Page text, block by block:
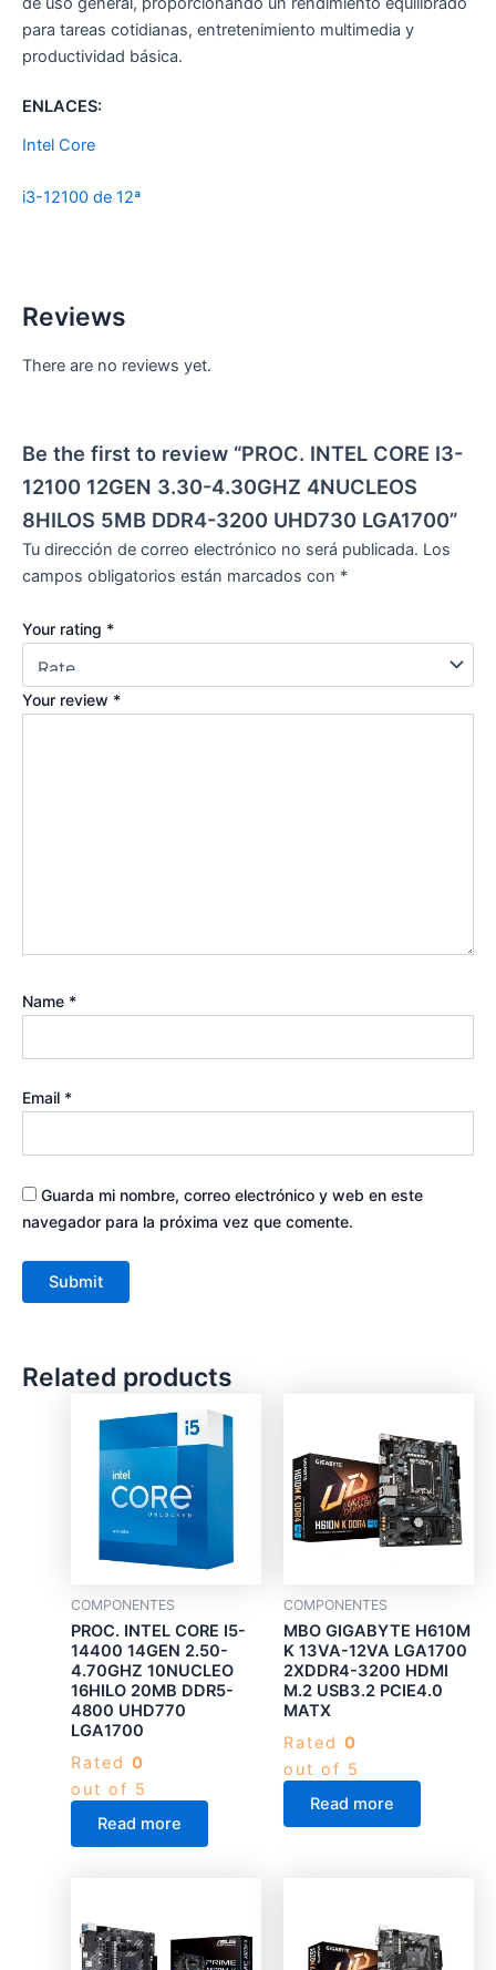
para tareas cotidianas, entretenimiento multimedia y
productividad básica.
ENLACES:
Intel Core
i3-12100 de 12ª
Reviews
There are no reviews yet.
Be the first to review “PROC. INTEL CORE I3-
12100 12GEN 3.30-4.30GHZ 4NUCLEOS
8HILOS 5MB DDR4-3200 UHD730 LGA1700”
Tu dirección de correo electrónico no será publicada. Los
campos obligatorios están marcados con *
Your rating *
Your review *
Name *
Email *
Guarda mi nombre, correo electrónico y web en este
navegador para la próxima vez que comente.
Related products
COMPONENTES
PROC. INTEL CORE I5-
14400 14GEN 2.50-
4.70GHZ 10NUCLEO
16HILO 20MB DDR5-
4800 UHD770
LGA1700
Rated 0
out of 5
Read more
COMPONENTES
MBO GIGABYTE H610M
K 13VA-12VA LGA1700
2XDDR4-3200 HDMI
M.2 USB3.2 PCIE4.0
MATX
Rated 0
out of 5
Read more